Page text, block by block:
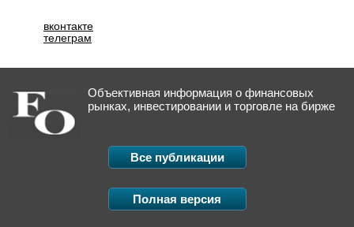
вконтакте
телеграм
Объективная информация о финансовых
рынках, инвестировании и торговле на бирже
Все публикации
Полная версия